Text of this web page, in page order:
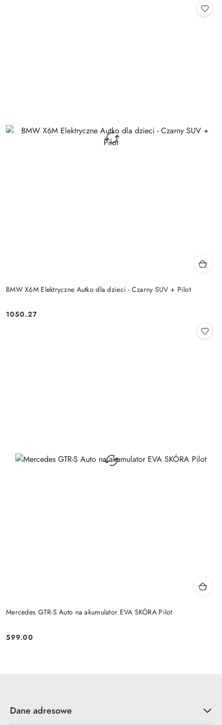
BMW X6M Elektryczne Autko dla dzieci - Czarny SUV + Pilot
Cena:
1050.27
Mercedes GTR-S Auto na akumulator EVA SKÓRA Pilot
Cena:
599.00
Dane adresowe